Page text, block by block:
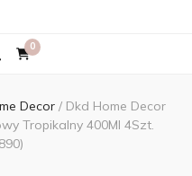
0
Decor / Dkd Home Decor
Tropikalny 400Ml 4Szt.